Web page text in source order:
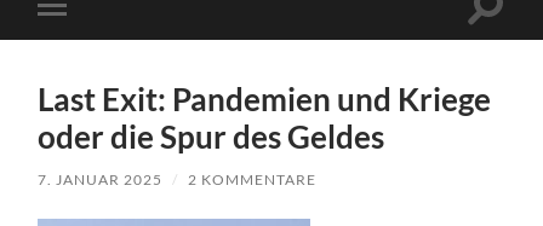
Mobile-
Menü
Last Exit: Pandemien und Kriege
oder die Spur des Geldes
7. JANUAR 2025 / 2 KOMMENTARE